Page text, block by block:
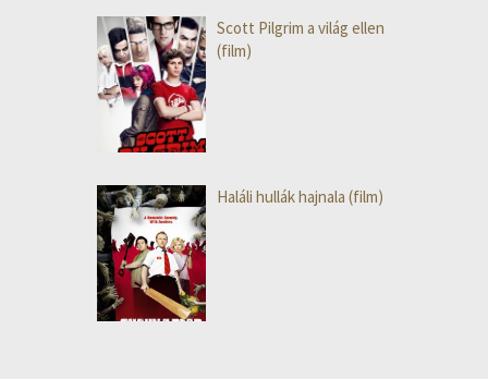
Scott Pilgrim a világ ellen
(film)
Haláli hullák hajnala (film)